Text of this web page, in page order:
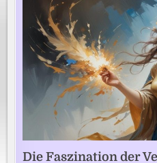
Die Faszination der